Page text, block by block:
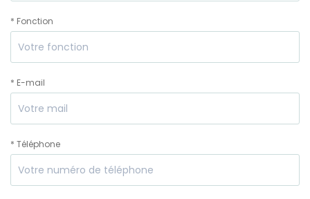
* Fonction
* E-mail
* Téléphone